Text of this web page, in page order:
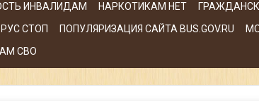
ИНВАЛИДАМ НАРКОТИКАМ НЕТ
СТОП
ПОПУЛЯРИЗАЦИЯ САЙТА BUS.GOV.RU
СВО